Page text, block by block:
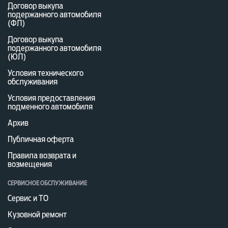
Договор выкупа
подержанного автомобиля
(ФЛ)
Договор выкупа
подержанного автомобиля
(ЮЛ)
Условия технического
обслуживания
Условия предоставления
подменного автомобиля
Архив
Публичная оферта
Правила возврата и
возмещения
СЕРВИСНОЕ ОБСЛУЖИВАНИЕ
Сервис и ТО
Кузовной ремонт